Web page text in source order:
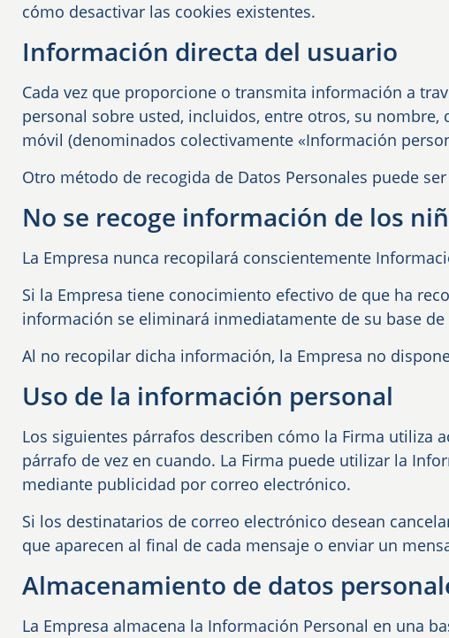
cómo desactivar las cookies existentes.
Información directa del usuario
Cada vez que proporcione o transmita información a
personal sobre usted, incluidos, entre otros, su
móvil (denominados colectivamente «Información
Otro método de recogida de Datos Personales puede
No se recoge información de los
La Empresa nunca recopilará conscientemente
Si la Empresa tiene conocimiento efectivo de que ha
información se eliminará inmediatamente de su base de
Al no recopilar dicha información, la Empresa no
Uso de la información personal
Los siguientes párrafos describen cómo la Firma utiliza
párrafo de vez en cuando. La Firma puede utilizar la
mediante publicidad por correo electrónico.
Si los destinatarios de correo electrónico desean
que aparecen al final de cada mensaje o enviar un
Almacenamiento de datos
La Empresa almacena la Información Personal en una